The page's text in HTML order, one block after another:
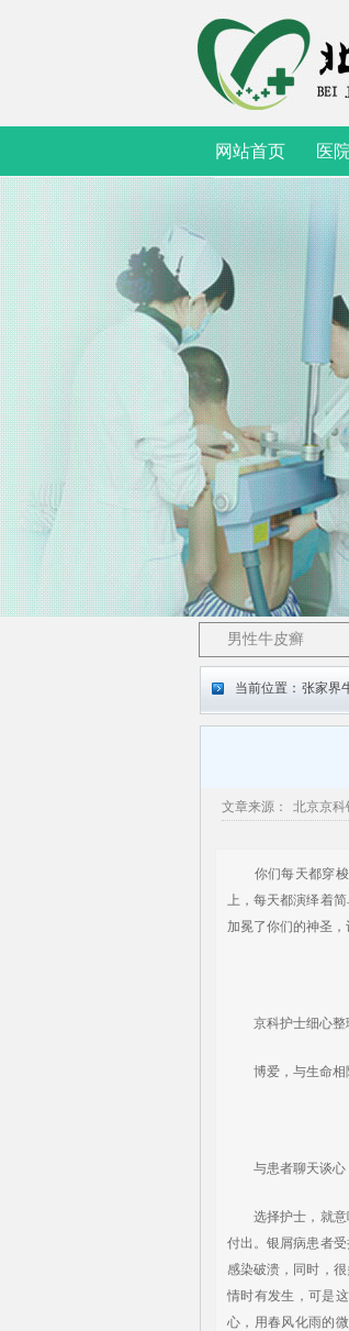
网站首页 医
男性牛皮癣
当前位置： 张家界
文章来源： 北京京科
你们每天都穿梭
上，每天都演绎着
加冕了你们的神圣
京科护士细心整
博爱，与生命相
与患者聊天谈心
选择护士，就意味
付出。银屑病患者
感染破溃，同时，
情时有发生，可是
心，用春风化雨的